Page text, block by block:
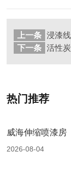
上一条
下一条
热门推荐
威海伸缩喷漆房
2026-08-04